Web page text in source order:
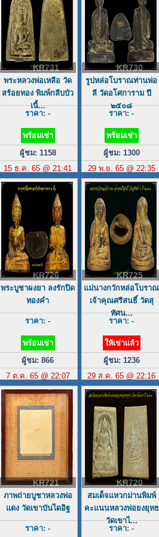
KR731
พระหลวงพ่อเหลือ วัด
สร้อยทอง พิมพ์กลีบบัว
เนื้...
ราคา: -
พร้อมเช่า
ผู้ชม: 1158
15 ธ.ค. 65 @ 21:41
KR730
รูปหล่อโบราณท่านพ่อ
ลี วัดอโศการาม ปี
๒๕๐๘
ราคา: -
พร้อมเช่า
ผู้ชม: 1300
29 พ.ย. 65 @ 22:35
KR726
พระบูชาผงยา ลงรักปิด
ทองคำ
ราคา: -
พร้อมเช่า
ผู้ชม: 866
7 ต.ค. 65 @ 22:07
KR725
แม่นางกวักหล่อโบราณ
เจ้าคุณศรีสนธิ์ วัดสุ
ทัศน...
ราคา: -
ให้เช่าแล้ว
ผู้ชม: 1236
29 ส.ค. 65 @ 22:16
KR721
ภาพถ่ายบูชาหลวงพ่อ
แดง วัดเขาบันไดอิฐ
ราคา: -
KR720
สมเด็จแหวกม่านพิมพ์
คะแนนหลวงพ่อยงยุทธ
วัดเขาไ...
ราคา: -